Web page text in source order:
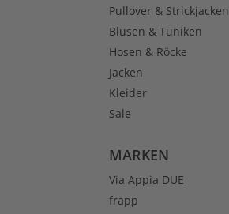
Pullover & Strickjacken
Blusen & Tuniken
Hosen & Röcke
Jacken
Kleider
Sale
MARKEN
Via Appia DUE
frapp